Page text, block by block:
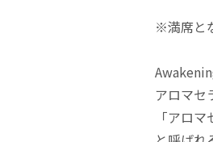
※満席と
アロマセ
「アロ